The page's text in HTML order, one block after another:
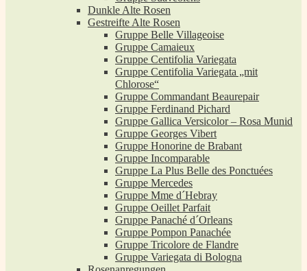
Dunkle Alte Rosen
Gestreifte Alte Rosen
Gruppe Belle Villageoise
Gruppe Camaieux
Gruppe Centifolia Variegata
Gruppe Centifolia Variegata „mit
Chlorose“
Gruppe Commandant Beaurepair
Gruppe Ferdinand Pichard
Gruppe Gallica Versicolor – Rosa Munid
Gruppe Georges Vibert
Gruppe Honorine de Brabant
Gruppe Incomparable
Gruppe La Plus Belle des Ponctuées
Gruppe Mercedes
Gruppe Mme d´Hebray
Gruppe Oeillet Parfait
Gruppe Panaché d´Orleans
Gruppe Pompon Panachée
Gruppe Tricolore de Flandre
Gruppe Variegata di Bologna